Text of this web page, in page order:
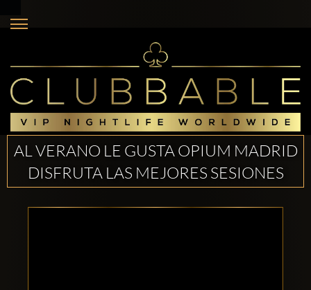
AL VERANO LE GUSTA OPIUM MADRID
DISFRUTA LAS MEJORES SESIONES